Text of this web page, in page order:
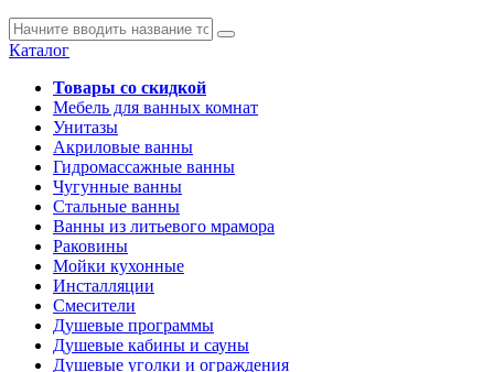
Каталог
Товары со скидкой
Мебель для ванных комнат
Унитазы
Акриловые ванны
Гидромассажные ванны
Чугунные ванны
Стальные ванны
Ванны из литьевого мрамора
Раковины
Мойки кухонные
Инсталляции
Смесители
Душевые программы
Душевые кабины и сауны
Душевые уголки и ограждения